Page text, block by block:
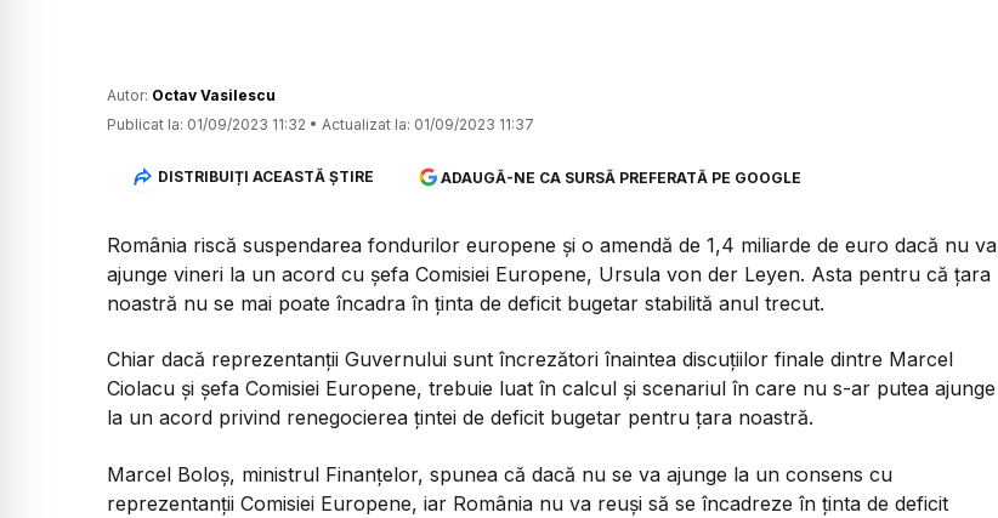
Autor: Octav Vasilescu
Publicat la: 01/09/2023 11:32 • Actualizat la: 01/09/2023 11:37
DISTRIBUIȚI ACEASTĂ ȘTIRE ADAUGĂ-NE CA SURSĂ PREFERATĂ PE GOOGLE
România riscă suspendarea fondurilor europene și o amendă de 1,4 miliarde de euro dacă nu va
ajunge vineri la un acord cu șefa Comisiei Europene, Ursula von der Leyen. Asta pentru că țara
noastră nu se mai poate încadra în ținta de deficit bugetar stabilită anul trecut.
Chiar dacă reprezentanții Guvernului sunt încrezători înaintea discuțiilor finale dintre Marcel
Ciolacu și șefa Comisiei Europene, trebuie luat în calcul și scenariul în care nu s-ar putea ajunge
la un acord privind renegocierea țintei de deficit bugetar pentru țara noastră.
Marcel Boloș, ministrul Finanțelor, spunea că dacă nu se va ajunge la un consens cu
reprezentanții Comisiei Europene, iar România nu va reuși să se încadreze în ținta de deficit